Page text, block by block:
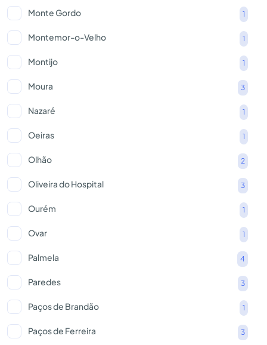
Monte Gordo 1
Montemor-o-Velho 1
Montijo 1
Moura 3
Nazaré 1
Oeiras 1
Olhão 2
Oliveira do Hospital 3
Ourém 1
Ovar 1
Palmela 4
Paredes 3
Paços de Brandão 1
Paços de Ferreira 3